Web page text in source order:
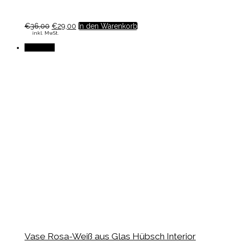
€36,00 €29,00 In den Warenkorb
inkl. MwSt.
Vase Rosa-Weiß aus Glas Hübsch Interior